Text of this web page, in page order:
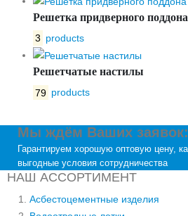
Решетка придверного поддона
3 products
Решетчатые настилы
79 products
Мы ждём Ваших
Гарантируем хорошую оптовую цену,
выгодные условия сотрудничества
НАШ АССОРТИМЕНТ
Асбестоцементные изделия